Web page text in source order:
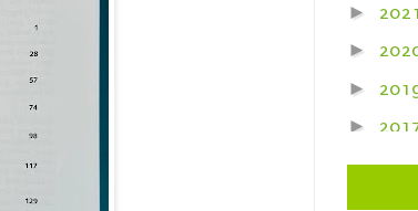
► 2021
►
►
►
►